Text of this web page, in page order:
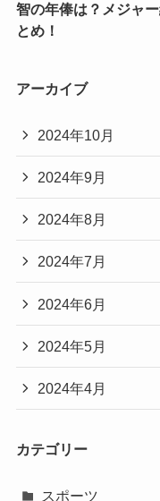
智の年俸は？メジャー
とめ！
アーカイブ
2024年10月
2024年9月
2024年8月
2024年7月
2024年6月
2024年5月
2024年4月
カテゴリー
スポーツ